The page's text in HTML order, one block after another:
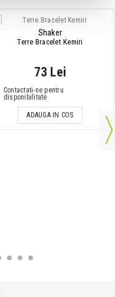
Shaker
Terre Bracelet Kemiri
73 Lei
Contactati-ne pentru
disponibilitate
ADAUGA IN COS